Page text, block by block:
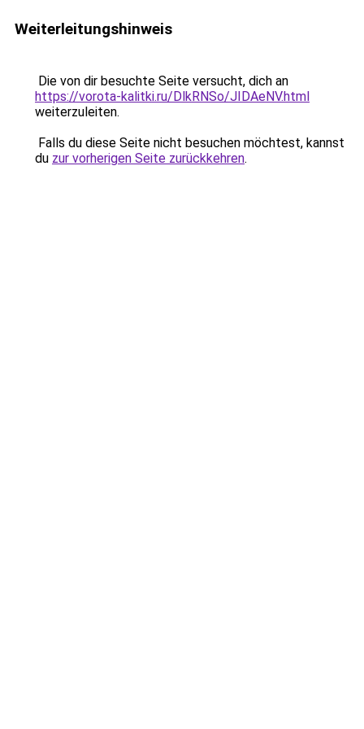
Weiterleitungshinweis
Die von dir besuchte Seite versucht, dich an
https://vorota-kalitki.ru/DlkRNSo/JIDAeNV.html
weiterzuleiten.
Falls du diese Seite nicht besuchen möchtest, kannst
du zur vorherigen Seite zurückkehren.